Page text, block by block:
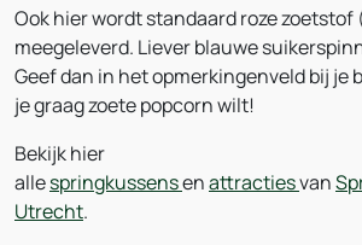
Ook hier wordt standaard roze zoetstof
meegeleverd. Liever blauwe
Geef dan in het opmerkingenveld bij je
je graag zoete popcorn wilt!
Bekijk hier
allespringkussensenattractiesvan
Utrecht.